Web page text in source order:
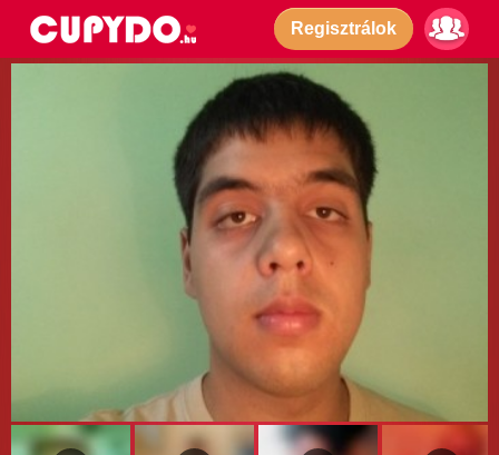
Regisztrálok